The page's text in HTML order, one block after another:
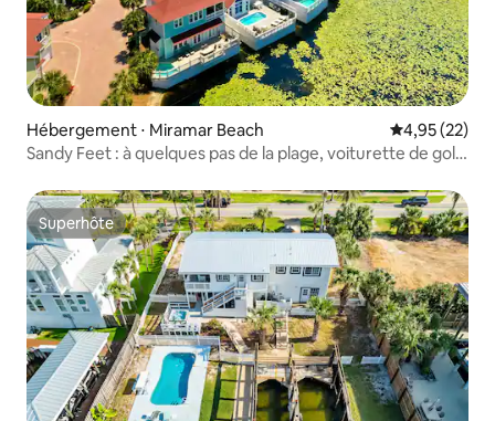
Hébergement ⋅ Miramar Beach Évaluation
4,95 (22)
Sandy Feet : à quelques pas de la plage, voiturette de golf,
Superhôte
Superhôte